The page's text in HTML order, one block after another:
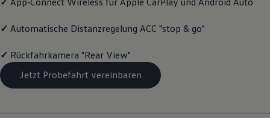
Motorenöl und Flüssigkeiten
Pannen- und Unfallhilfe
Volkswagen Teile
Zubehör
Modellspezifisches Zubehör
✓ Automatische Distanzregelung ACC "stop & go"
✓ Rückfahrkamera "Rear View"
Jetzt Probefahrt vereinbaren